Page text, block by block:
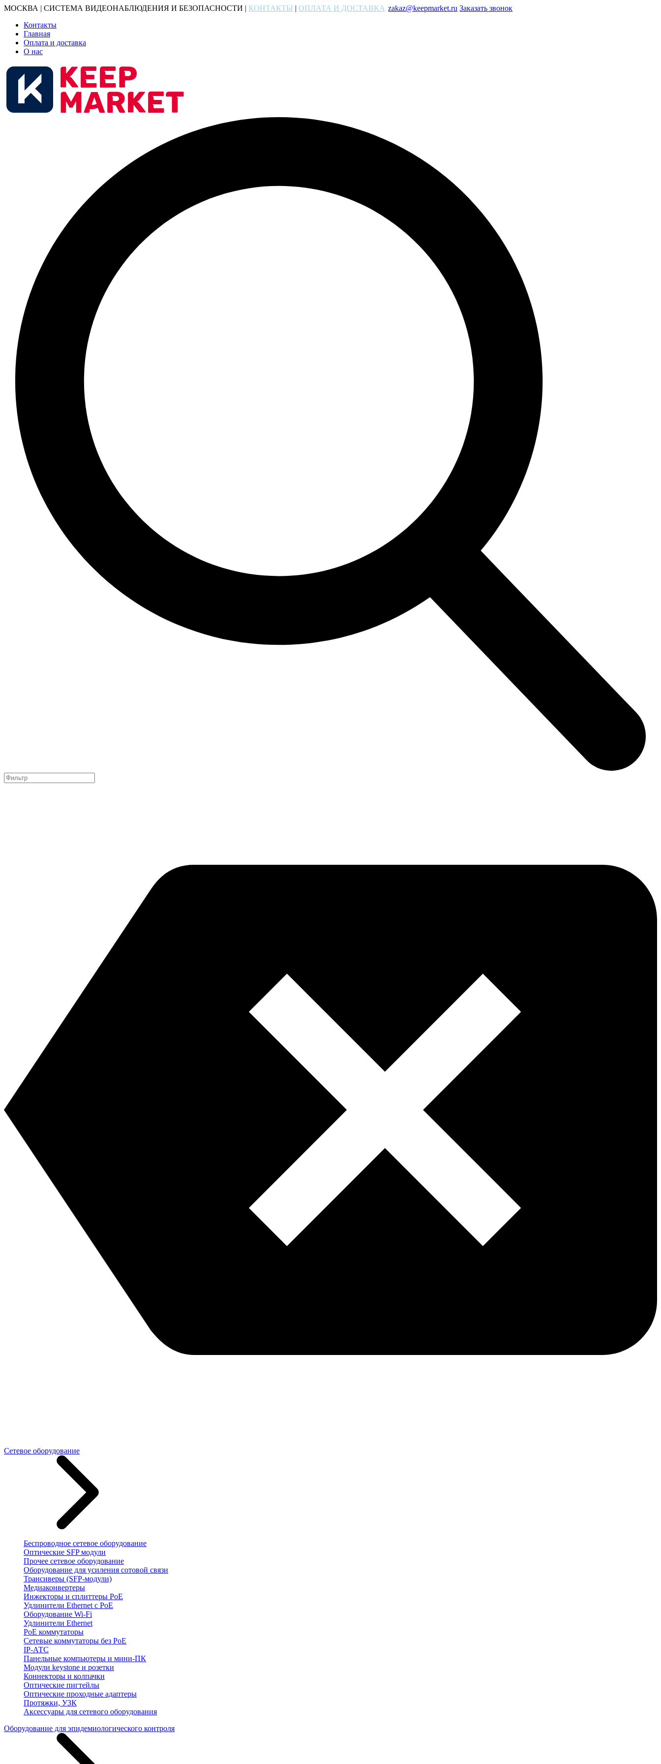
МОСКВА | СИСТЕМА ВИДЕОНАБЛЮДЕНИЯ И БЕЗОПАСНОСТИ | КОНТАКТЫ | ОПЛАТА И ДОСТАВКА zakaz@keepmarket.ru Заказать звонок
Контакты
Главная
Оплата и доставка
О нас
Сетевое оборудование
Беспроводное сетевое оборудование
Оптические SFP модули
Прочее сетевое оборудование
Оборудование для усиления сотовой связи
Трансиверы (SFP-модули)
Медиаконвертеры
Инжекторы и сплиттеры PoE
Удлинители Ethernet с PoE
Оборудование Wi-Fi
Удлинители Ethernet
PoE коммутаторы
Сетевые коммутаторы без PoE
IP-АТС
Панельные компьютеры и мини-ПК
Модули keystone и розетки
Коннекторы и колпачки
Оптические пигтейлы
Оптические проходные адаптеры
Протяжки, УЗК
Аксессуары для сетевого оборудования
Оборудование для эпидемиологического контроля